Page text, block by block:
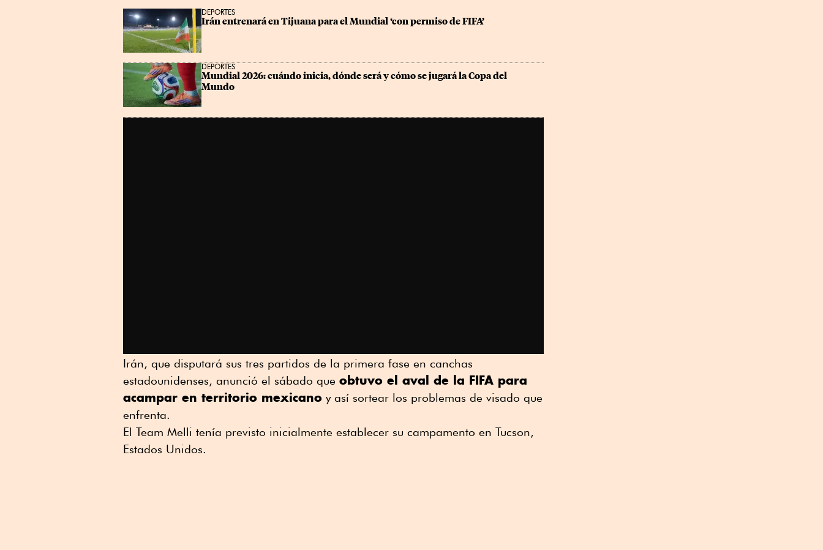
DEPORTES
Irán entrenará en Tijuana para el Mundial ‘con permiso de FIFA’
DEPORTES
Mundial 2026: cuándo inicia, dónde será y cómo se jugará la Copa del
Mundo
Irán, que disputará sus tres partidos de la primera fase en canchas
estadounidenses, anunció el sábado que obtuvo el aval de la FIFA para
acampar en territorio mexicano y así sortear los problemas de visado que
enfrenta.
El Team Melli tenía previsto inicialmente establecer su campamento en Tucson,
Estados Unidos.